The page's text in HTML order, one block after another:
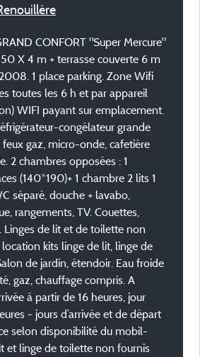
CONFORT "Super Mercure"
X 4 m + terrasse couverte 6 m
1 place parking. Zone Wifi
toutes les 6 h et par appareil
WIFI payant sur emplacement.
congélateur grande
gaz, micro-onde, cafetière
2 chambres opposées : 1
(140*190)+ 1 chambre 2 lits 1
séparé, douche + lavabo,
rangements, TV. Couettes,
Linges de lit et de toilette non
kits linge de lit, linge de
de jardin, étendoir. Eau froide
gaz, chauffage compris. A
à partir de 16 heures, jour
- jours d’arrivée et de départ
selon disponibilité du mobil-
et linge de toilette non fournis